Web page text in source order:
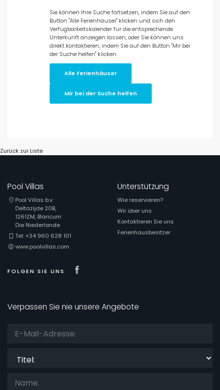
Schlafzimmer
Badezimmer
Beliebte Dienste
Bedingungen
Entfernungen
Sie können Ihre Suche fortsetzen, indem Sie auf den
Button "Alle Ferienhäuser" klicken und sich den
Verfügbarkeitskalender für die entsprechende
Unterkunft anzeigen lassen, oder Sie können uns
direkt kontaktieren, indem Sie auf den Button "Mir bei
der Suche helfen" klicken.
Alle Ferienhäuser
Mir bei der Suche helfen
Zurück zur Liste
Pool Villas
Pool Villas b.v.
Deltazijde 20B,
1261ZM, Blaricum
Die Niederlande
Tel: +34 960 628 101
www.poolvillas.com
FOLGEN SIE UNS
Unterstützung
Wie reservieren?
Wir über uns
Kontaktieren Sie uns
Ferienhausbesitzer
Verpassen Sie nie unsere Angebote